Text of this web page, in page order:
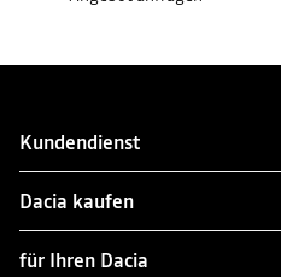
Kundendienst
Dacia kaufen
für Ihren Dacia